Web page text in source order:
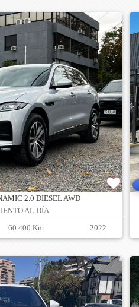
2.0 DIESEL AWD
AL DÍA
60.400 Km 2022